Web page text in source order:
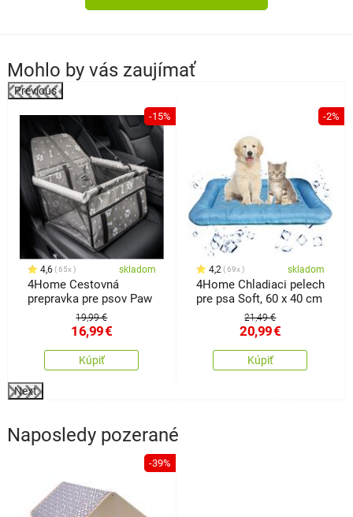
Mohlo by vás zaujímať
Previous
-15%
4,6 65x skladom
4Home Cestovná
prepravka pre psov Paw
19,99 €
16,99€
Kúpiť
-2%
4,2 69x skladom
4Home Chladiaci pelech
pre psa Soft, 60 x 40 cm
21,49 €
20,99€
Kúpiť
Next
Naposledy pozerané
-39%